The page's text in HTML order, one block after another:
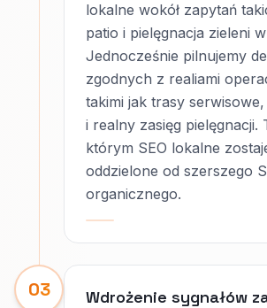
lokalne wokół zapytań
patio i pielęgnacja zieleni
Jednocześnie pilnujemy
zgodnych z realiami
takimi jak trasy
i realny zasięg pielęgnacji.
którym SEO lokalne
oddzielone od szerszego
organicznego.
03 Wdrożenie sygnałów